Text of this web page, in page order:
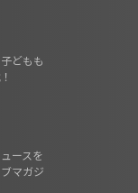
どもも
ースを
マガジ